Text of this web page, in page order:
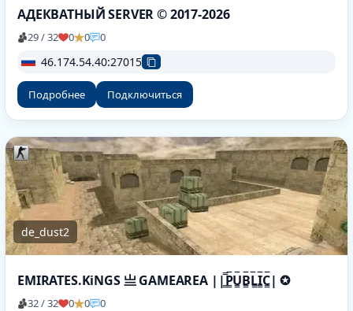
АДЕКВАТНЫЙ SERVER © 2017-2026
29 / 32 0 0 0
46.174.54.40:27015
Подробнее Подключиться
de_dust2
EMIRATES.KiNGS 亗 GAMEAREA ||͇̿P͇̿U͇̿B͇̿L͇̿I͇̿C͇̿| ✪
32 / 32 0 0 0